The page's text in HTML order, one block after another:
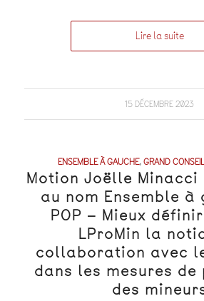
Lire la suite
15 DÉCEMBRE 2023
ENSEMBLE À GAUCHE,GRAND
Motion Joëlle
au nom Ensemble à
POP – Mieux
LProMin la
collaboration avec
dans les mesures
des